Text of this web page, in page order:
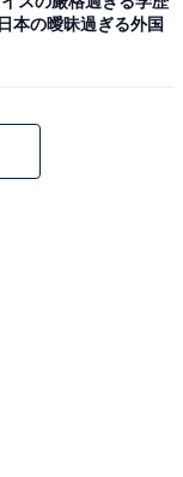
本の曖昧過ぎる外国